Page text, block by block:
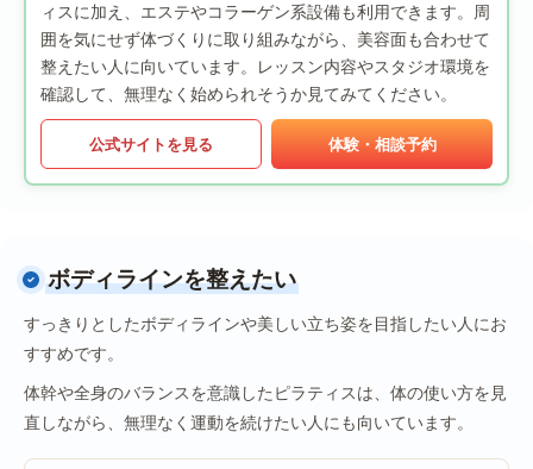
ィスに加え、エステやコラーゲン系設備も利用できます。周
囲を気にせず体づくりに取り組みながら、美容面も合わせて
整えたい人に向いています。レッスン内容やスタジオ環境を
確認して、無理なく始められそうか見てみてください。
公式サイトを見る 体験・相談予約
ボディラインを整えたい
すっきりとしたボディラインや美しい立ち姿を目指したい人にお
すすめです。
体幹や全身のバランスを意識したピラティスは、体の使い方を見
直しながら、無理なく運動を続けたい人にも向いています。